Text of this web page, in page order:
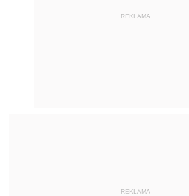
REKLAMA
REKLAMA